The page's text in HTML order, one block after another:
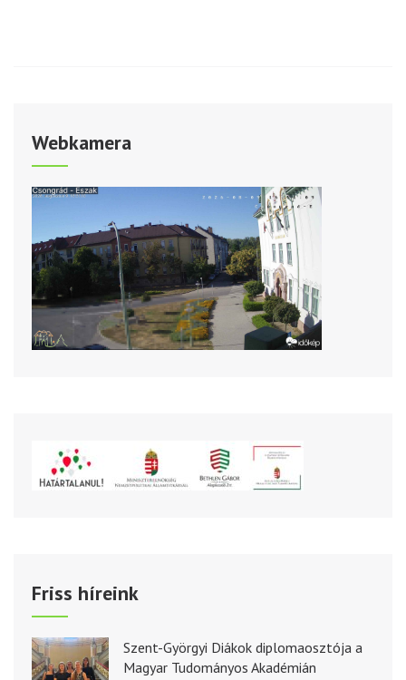
Webkamera
Friss híreink
Szent-Györgyi Diákok diplomaosztója a
Magyar Tudományos Akadémián